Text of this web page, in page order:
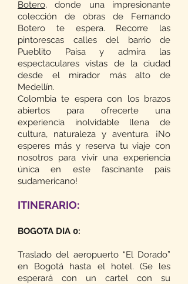
Botero, donde una impresionante
colección de obras de Fernando
Botero te espera. Recorre las
pintorescas calles del barrio de
Pueblito Paisa y admira las
espectaculares vistas de la ciudad
desde el mirador más alto de
Medellín.
Colombia te espera con los brazos
abiertos para ofrecerte una
experiencia inolvidable llena de
cultura, naturaleza y aventura. ¡No
esperes más y reserva tu viaje con
nosotros para vivir una experiencia
única en este fascinante país
sudamericano!
ITINERARIO:
BOGOTA DIA 0:
Traslado del aeropuerto “El Dorado”
en Bogotá hasta el hotel. (Se les
esperará con un cartel con su